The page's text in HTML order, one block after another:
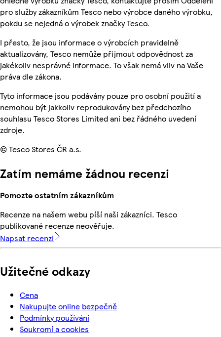
pro služby zákazníkům Tesco nebo výrobce daného výrobku,
pokdu se nejedná o výrobek značky Tesco.
I přesto, že jsou informace o výrobcích pravidelně
aktualizovány, Tesco nemůže přijmout odpovědnost za
jakékoliv nesprávné informace. To však nemá vliv na Vaše
práva dle zákona.
Tyto informace jsou podávány pouze pro osobní použití a
nemohou být jakkoliv reprodukovány bez předchozího
souhlasu Tesco Stores Limited ani bez řádného uvedení
zdroje.
© Tesco Stores ČR a.s.
Zatím nemáme žádnou recenzi
Pomozte ostatním zákazníkům
Recenze na našem webu píší naši zákazníci. Tesco
publikované recenze neověřuje.
Napsat recenzi
Užitečné odkazy
Cena
Nakupujte online bezpečně
Podmínky používání
Soukromí a cookies